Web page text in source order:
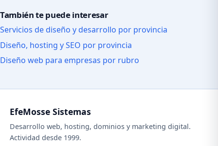
También te puede interesar
Servicios de diseño y desarrollo por provincia
Diseño, hosting y SEO por provincia
Diseño web para empresas por rubro
EfeMosse Sistemas
Desarrollo web, hosting, dominios y marketing digital.
Actividad desde 1999.